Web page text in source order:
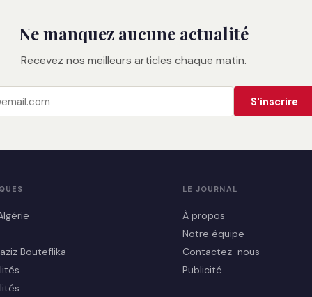
Ne manquez aucune actualité
Recevez nos meilleurs articles chaque matin.
S'inscrire
Bouteflika
LE JOURNAL
À propos
Notre équipe
Contactez-nous
Publicité